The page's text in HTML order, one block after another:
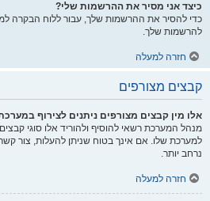
כיצד אני מסיר את ההרשמות שלי?
כדי להסיר את ההרשמות שלך, עבור ללוח הבקרה
להרשמות שלך.
חזרה למעלה
קבצים מצורפים
אלו מין קבצים מצורפים ניתנים לצירוף
מנהל המערכת רשאי להוסיף ולהוריד אלו סוגי
למערכת שלו. אם אינך בטוח שניתן להעלות, צור
נרחב יותר.
חזרה למעלה